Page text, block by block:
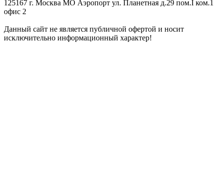
125167 г. Москва МО Аэропорт ул. Планетная д.29 пом.I ком.1
офис 2
Данный сайт не является публичной офертой и носит
исключительно информационный характер!